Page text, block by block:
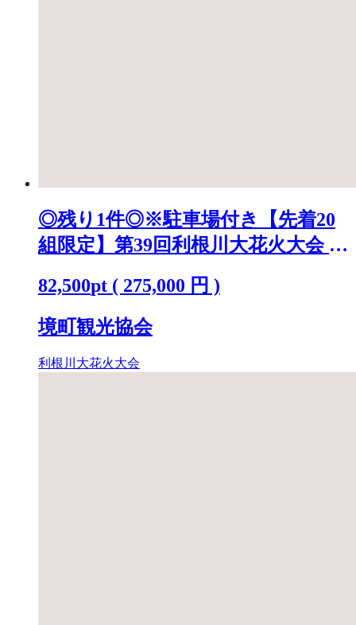
◎残り1件◎※駐車場付き【先着20
組限定】第39回利根川大花火大会 観
(ペア)] K2442
82,500pt ( 275,000 円 )
境町観光協会
利根川大花火大会